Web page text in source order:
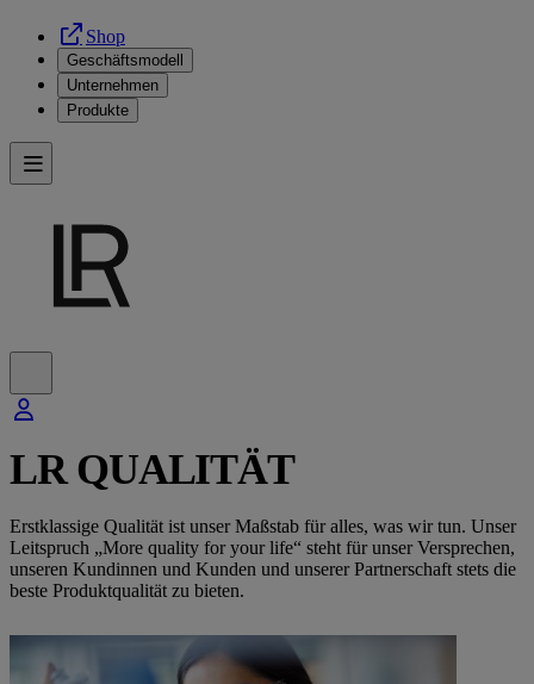
Shop
Geschäftsmodell
Unternehmen
Produkte
LR QUALITÄT
Erstklassige Qualität ist unser Maßstab für alles, was wir tun. Unser
Leitspruch „More quality for your life“ steht für unser Versprechen,
unseren Kundinnen und Kunden und unserer Partnerschaft stets die
beste Produktqualität zu bieten.